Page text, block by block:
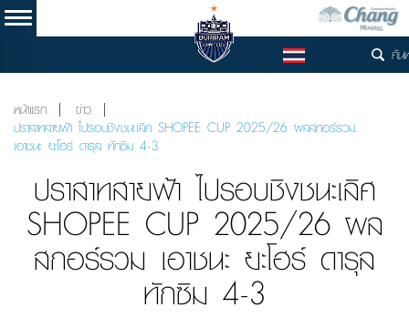
TH ค้น
หน้าแรก
ข่าว
ปราสาทสายฟ้า ไปรอบชิงชนะเลิศ SHOPEE CUP 2025/26 ผลสกอร์รวม
เอาชนะ ยะโฮร์ ดารุล ทักซิม 4-3
ปราสาทสายฟ้า ไปรอบชิงชนะเลิศ
SHOPEE CUP 2025/26 ผล
สกอร์รวม เอาชนะ ยะโฮร์ ดารุล
ทักซิม 4-3